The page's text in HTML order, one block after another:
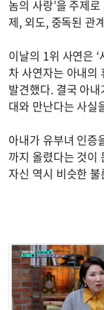
놈의 사랑’을 주제
제, 외도, 중독된 관
이날의 1위 사연은
차 사연자는 아내의
발견했다. 결국 아
대와 만난다는 사실
아내가 유부녀 인증
까지 올렸다는 것이
자신 역시 비슷한